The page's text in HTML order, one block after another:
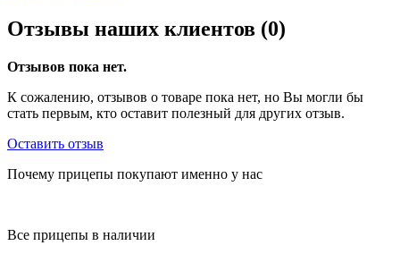
Отзывы наших клиентов (0)
Отзывов пока нет.
К сожалению, отзывов о товаре пока нет, но Вы могли бы
стать первым, кто оставит полезный для других отзыв.
Оставить отзыв
Почему прицепы покупают именно у нас
Все прицепы в наличии